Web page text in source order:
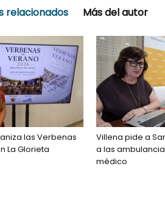
relacionados Más del autor
las Verbenas
La Glorieta
Villena pide a
a las
médico